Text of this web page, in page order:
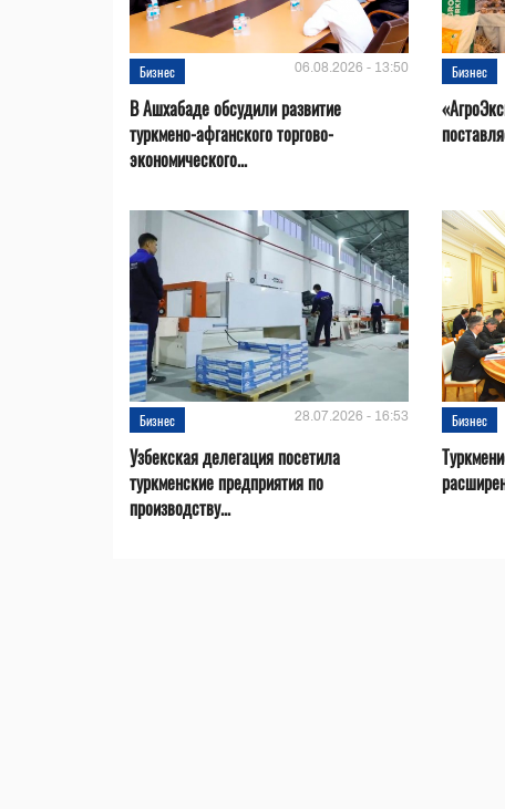
Бизнес 06.08.2026 - 13:50
В Ашхабаде обсудили развитие
туркмено-афганского торгово-
экономического...
Бизнес
Бизнес 28.07.2026 - 16:53
Узбекская делегация посетила
туркменские предприятия по
производству...
Бизнес